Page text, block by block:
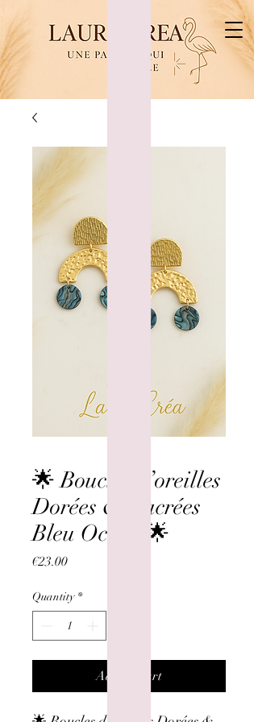
🌟 Boucles d’oreilles
Dorées & Nacrées
Bleu Océan 🌟
€23.00Price
Quantity *
Add to Cart